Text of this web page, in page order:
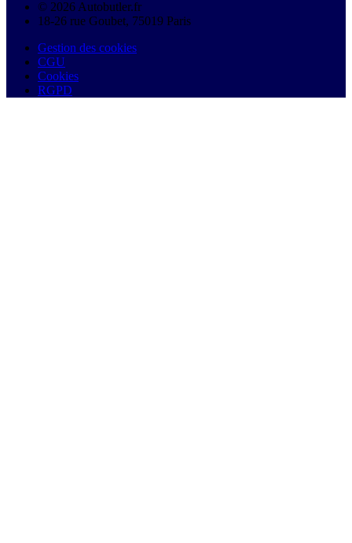
© 2026 Autobutler.fr
18-26 rue Goubet, 75019 Paris
Gestion des cookies
CGU
Cookies
RGPD